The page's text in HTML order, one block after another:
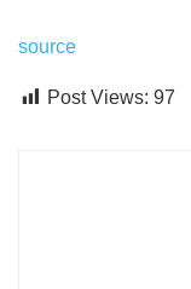
source
Post Views: 97